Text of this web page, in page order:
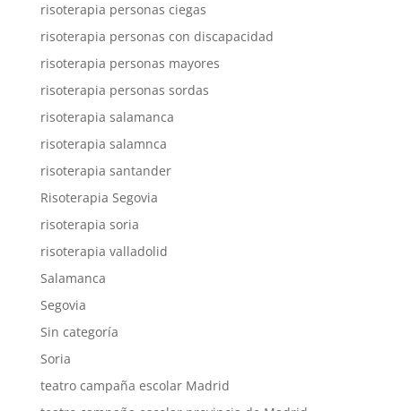
risoterapia personas ciegas
risoterapia personas con discapacidad
risoterapia personas mayores
risoterapia personas sordas
risoterapia salamanca
risoterapia salamnca
risoterapia santander
Risoterapia Segovia
risoterapia soria
risoterapia valladolid
Salamanca
Segovia
Sin categoría
Soria
teatro campaña escolar Madrid